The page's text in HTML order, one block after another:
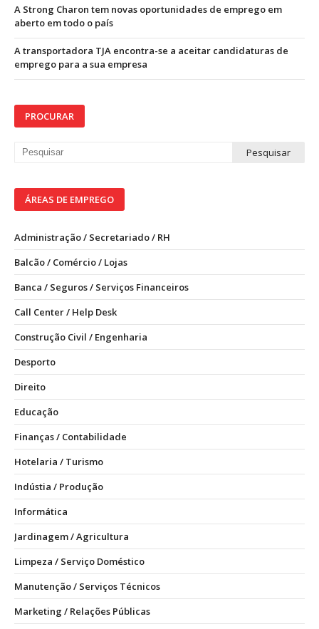
A Strong Charon tem novas oportunidades de emprego em
aberto em todo o país
A transportadora TJA encontra-se a aceitar candidaturas de
emprego para a sua empresa
PROCURAR
ÁREAS DE EMPREGO
Administração / Secretariado / RH
Balcão / Comércio / Lojas
Banca / Seguros / Serviços Financeiros
Call Center / Help Desk
Construção Civil / Engenharia
Desporto
Direito
Educação
Finanças / Contabilidade
Hotelaria / Turismo
Indústia / Produção
Informática
Jardinagem / Agricultura
Limpeza / Serviço Doméstico
Manutenção / Serviços Técnicos
Marketing / Relações Públicas